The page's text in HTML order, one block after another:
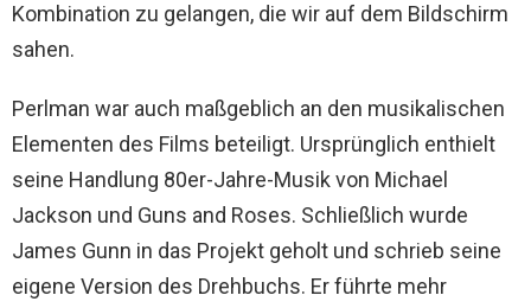
Kombination zu gelangen, die wir auf dem Bildschirm
sahen.
Perlman war auch maßgeblich an den musikalischen
Elementen des Films beteiligt. Ursprünglich enthielt
seine Handlung 80er-Jahre-Musik von Michael
Jackson und Guns and Roses. Schließlich wurde
James Gunn in das Projekt geholt und schrieb seine
eigene Version des Drehbuchs. Er führte mehr